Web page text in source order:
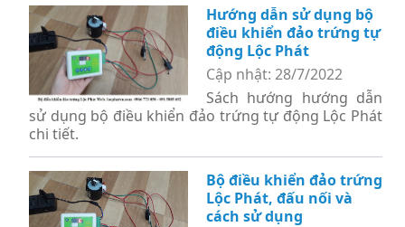
Hướng dẫn sử dụng bộ
điều khiển đảo trứng tự
động Lộc Phát
Cập nhật: 28/7/2022
Sách hướng hướng dẫn
sử dụng bộ điều khiển đảo trứng tự động Lộc Phát
chi tiết.
Bộ điều khiển đảo trứng
Lộc Phát, đấu nối và
cách sử dụng